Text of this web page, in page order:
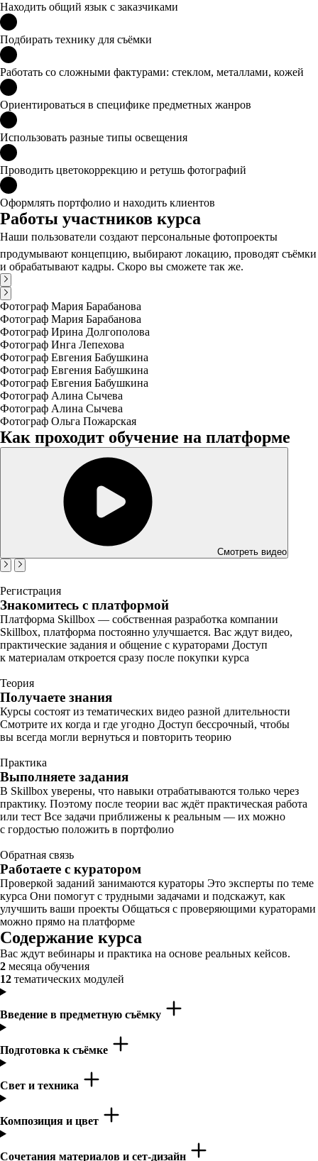
Находить общий язык с заказчиками
Подбирать технику для съёмки
Работать со сложными фактурами: стеклом, металлами, кожей
Ориентироваться в специфике предметных жанров
Использовать разные типы освещения
Проводить цветокоррекцию и ретушь фотографий
Оформлять портфолио и находить клиентов
Работы участников курса
Наши пользователи создают персональные фотопроекты 
продумывают концепцию, выбирают локацию, проводят съёмки
и обрабатывают кадры. Скоро вы сможете так же.
Фотограф Мария Барабанова
Фотограф Мария Барабанова
Фотограф Ирина Долгополова
Фотограф Инга Лепехова
Фотограф Евгения Бабушкина
Фотограф Евгения Бабушкина
Фотограф Евгения Бабушкина
Фотограф Алина Сычева
Фотограф Алина Сычева
Фотограф Ольга Пожарская
Как проходит обучение на платформе
Смотреть видео
Регистрация
Знакомитесь с платформой
Платформа Skillbox — собственная разработка компании
Skillbox, платформа постоянно улучшается. Вас ждут видео,
практические задания и общение с кураторами Доступ
к материалам откроется сразу после покупки курса
Теория
Получаете знания
Курсы состоят из тематических видео разной длительности
Смотрите их когда и где угодно Доступ бессрочный, чтобы
вы всегда могли вернуться и повторить теорию
Практика
Выполняете задания
В Skillbox уверены, что навыки отрабатываются только через
практику. Поэтому после теории вас ждёт практическая работа
или тест Все задачи приближены к реальным — их можно
с гордостью положить в портфолио
Обратная связь
Работаете с куратором
Проверкой заданий занимаются кураторы Это эксперты по теме
курса Они помогут с трудными задачами и подскажут, как
улучшить ваши проекты Общаться с проверяющими кураторами
можно прямо на платформе
Содержание курса
Вас ждут вебинары и практика на основе реальных кейсов.
2 месяца обучения
12 тематических модулей
Введение в предметную съёмку
Подготовка к съёмке
Свет и техника
Композиция и цвет
Сочетания материалов и сет-дизайн